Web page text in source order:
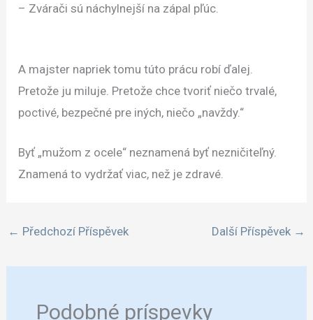
– Zvárači sú náchylnejší na zápal pľúc.
A majster napriek tomu túto prácu robí ďalej.
Pretože ju miluje. Pretože chce tvoriť niečo trvalé,
poctivé, bezpečné pre iných, niečo „navždy.“
Byť „mužom z ocele“ neznamená byť nezničiteľný.
Znamená to vydržať viac, než je zdravé.
← Předchozí Příspěvek Další Příspěvek →
Podobné príspevky